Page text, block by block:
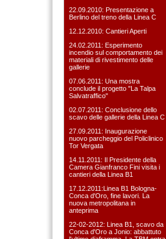
22.09.2010: Presentazione a
Berlino del treno della Linea C
12.12.2010: Cantieri Aperti
24.02.2011: Esperimento
incendio sul comportamento dei
materiali di rivestimento delle
gallerie
07.06.2011: Una mostra
conclude il progetto "La Talpa
Salvatraffico"
02.07.2011: Conclusione dello
scavo delle gallerie della Linea C
27.09.2011: Inaugurazione
nuovo parcheggio del Policlinico
Tor Vergata
14.11.2011: Il Presidente della
Camera Gianfranco Fini visita i
cantieri della Linea B1
17.12.2011:Linea B1 Bologna-
Conca d'Oro, fine lavori. La
nuova metropolitana in
anteprima
22-02-2012: Linea B1, scavo da
Conca d'Oro a Jonio: abbattuto